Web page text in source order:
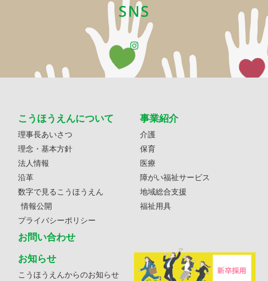
SNS
こうほうえんについて
理事長あいさつ
理念・基本方針
法人情報
沿革
数字で見るこうほうえん
情報公開
プライバシーポリシー
お問い合わせ
事業紹介
介護
保育
医療
障がい福祉サービス
地域総合支援
福祉用具
お知らせ
こうほうえんからのお知らせ